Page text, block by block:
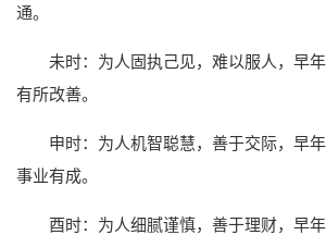
通。
未时：为人固执己见，难以服人，早
有所改善。
申时：为人机智聪慧，善于交际，早
事业有成。
酉时：为人细腻谨慎，善于理财，早